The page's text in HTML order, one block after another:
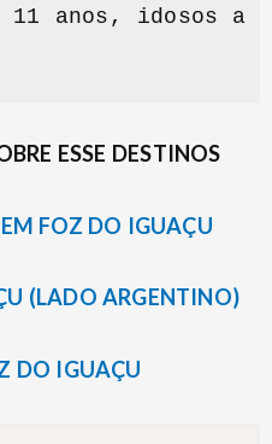
11 anos, idosos
ESSE DESTINOS
FOZ DO IGUAÇU
(LADO ARGENTINO)
DO IGUAÇU